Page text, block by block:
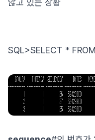
않고 있는 상황
SQL>SELECT *